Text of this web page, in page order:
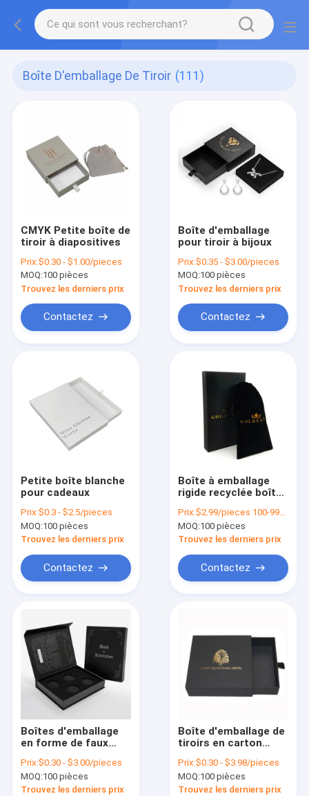
Boîte D'emballage De Tiroir (111)
CMYK Petite boîte de
tiroir à diapositives
Prix:$0.30 - $1.00/pieces
MOQ:100 pièces
Trouvez les derniers prix
Contactez
Boîte d'emballage
pour tiroir à bijoux
Prix:$0.35 - $3.00/pieces
MOQ:100 pièces
Trouvez les derniers prix
Contactez
Petite boîte blanche
pour cadeaux
Prix:$0.3 - $2.5/pieces
MOQ:100 pièces
Trouvez les derniers prix
Contactez
Boîte à emballage
rigide recyclée boîte
sac et poche
Prix:$2.99/pieces 100-999 pieces
MOQ:100 pièces
Trouvez les derniers prix
Contactez
Boîtes d'emballage
en forme de faux
Prix:$0.30 - $3.00/pieces
MOQ:100 pièces
Trouvez les derniers prix
Boîte d'emballage de
tiroirs en carton
personnalisée boîtes
de carton noires
Prix:$0.30 - $3.98/pieces
MOQ:100 pièces
Trouvez les derniers prix